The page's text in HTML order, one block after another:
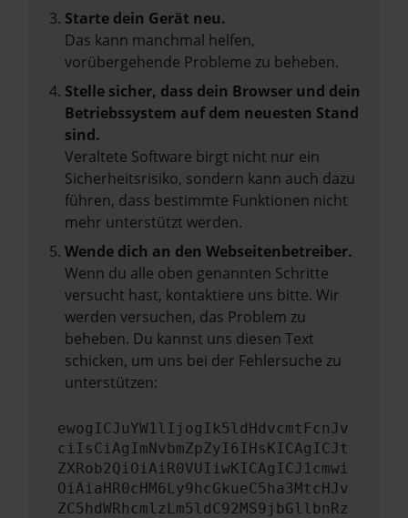
Starte dein Gerät neu.
Das kann manchmal helfen,
vorübergehende Probleme zu beheben.
Stelle sicher, dass dein Browser und dein
Betriebssystem auf dem neuesten Stand
sind.
Veraltete Software birgt nicht nur ein
Sicherheitsrisiko, sondern kann auch dazu
führen, dass bestimmte Funktionen nicht
mehr unterstützt werden.
Wende dich an den Webseitenbetreiber.
Wenn du alle oben genannten Schritte
versucht hast, kontaktiere uns bitte. Wir
werden versuchen, das Problem zu
beheben. Du kannst uns diesen Text
schicken, um uns bei der Fehlersuche zu
unterstützen:
ewogICJuYW1lIjogIk5ldHdvcmtFcnJv
ciIsCiAgImNvbmZpZyI6IHsKICAgICJt
ZXRob2QiOiAiR0VUIiwKICAgICJ1cmwi
OiAiaHR0cHM6Ly9hcGkueC5ha3MtcHJv
ZC5hdWRhcmlzLm5ldC92MS9jbGllbnRz